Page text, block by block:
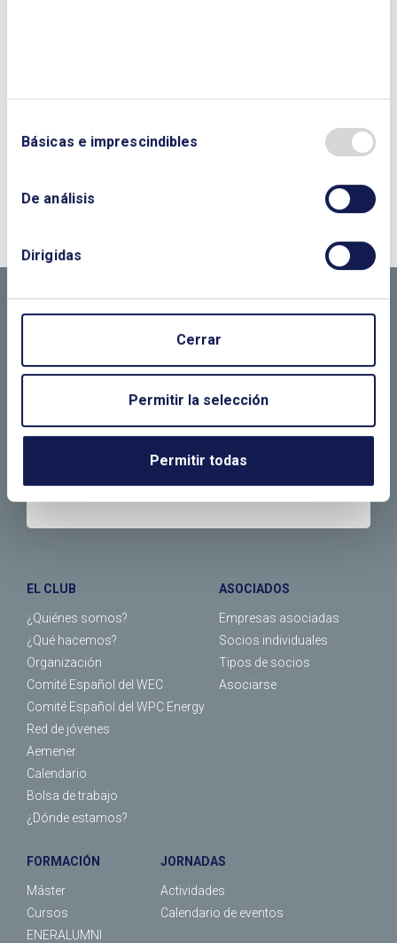
Básicas e imprescindibles
De análisis
Dirigidas
Cerrar
Permitir la selección
Permitir todas
¿QUIERES PONERTE EN CONTACTO CON
NECESITAS MÁS
INFORMACIÓN
LLÁMANOS O RELLENA EL SIGUIENTE
EL CLUB
¿Quiénes somos?
¿Qué hacemos?
Organización
Comité Español del WEC
Comité Español del WPC Energy
Red de jóvenes
Aemener
Calendario
Bolsa de trabajo
¿Dónde estamos?
ASOCIADOS
Empresas asociadas
Socios individuales
Tipos de socios
Asociarse
FORMACIÓN
Máster
Cursos
ENERALUMNI
JORNADAS
Actividades
Calendario de eventos